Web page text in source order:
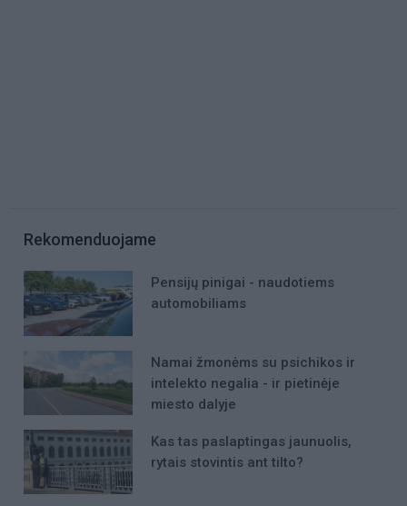
Rekomenduojame
Pensijų pinigai - naudotiems
automobiliams
Namai žmonėms su psichikos ir
intelekto negalia - ir pietinėje
miesto dalyje
Kas tas paslaptingas jaunuolis,
rytais stovintis ant tilto?